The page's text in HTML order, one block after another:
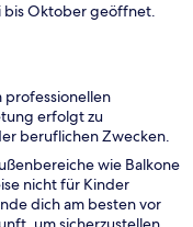
bis Oktober geöffnet.
professionellen
erfolgt zu
beruflichen Zwecken.
wie Balkone
nicht für Kinder
dich am besten vor